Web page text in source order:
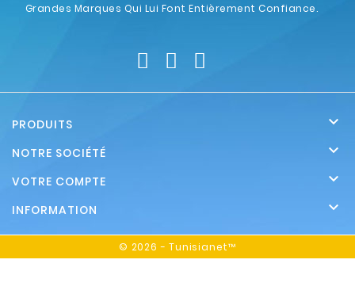
Grandes Marques Qui Lui Font Entièrement Confiance.
PRODUITS 
NOTRE SOCIÉTÉ 
VOTRE COMPTE 
INFORMATION 
© 2026 - Tunisianet™